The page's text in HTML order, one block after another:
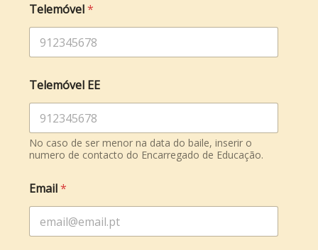
Telemóvel*
Telemóvel EE
No caso de ser menor na data do baile, inserir o
numero de contacto do Encarregado de Educação.
*
N
s
Email*